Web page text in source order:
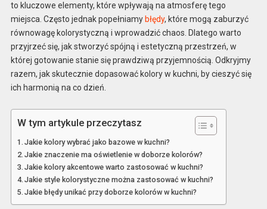
to kluczowe elementy, które wpływają na atmosferę tego
miejsca. Często jednak popełniamy błędy, które mogą zaburzyć
równowagę kolorystyczną i wprowadzić chaos. Dlatego warto
przyjrzeć się, jak stworzyć spójną i estetyczną przestrzeń, w
której gotowanie stanie się prawdziwą przyjemnością. Odkryjmy
razem, jak skutecznie dopasować kolory w kuchni, by cieszyć się
ich harmonią na co dzień.
W tym artykule przeczytasz
Jakie kolory wybrać jako bazowe w kuchni?
Jakie znaczenie ma oświetlenie w doborze kolorów?
Jakie kolory akcentowe warto zastosować w kuchni?
Jakie style kolorystyczne można zastosować w kuchni?
Jakie błędy unikać przy doborze kolorów w kuchni?